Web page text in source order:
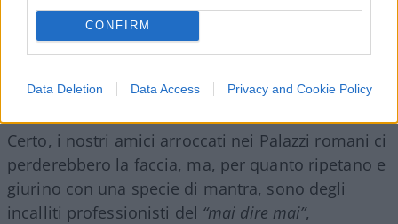
CONFIRM
Data Deletion Data Access Privacy and Cookie Policy
detentore dei pieni poteri, in ragione di una
spregiudicata forzatura della nostra carta
fondamentale.
Certo, i nostri amici arroccati nei Palazzi romani ci
perderebbero la faccia, ma, per quanto ripetano e
giurino con una specie di mantra, sono degli
incalliti professionisti del “mai dire mai”,